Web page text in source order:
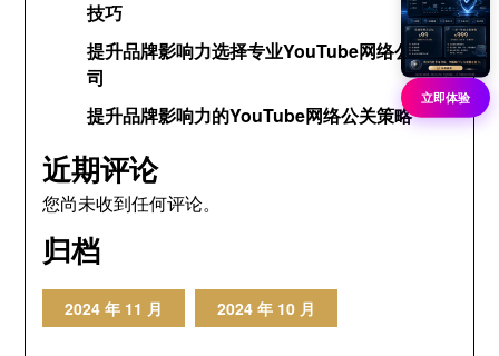
技巧
提升品牌影响力选择专业YouTube网络公关公
司
提升品牌影响力的YouTube网络公关策略
近期评论
您尚未收到任何评论。
归档
2024 年 11 月 2024 年 10 月
立即体验